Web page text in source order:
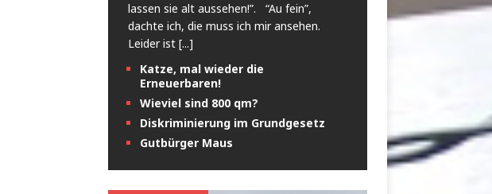
lassen sie alt aussehen!”. “Au fein”,
dachte ich, die muss ich mir ansehen.
Leider ist [...]
Katze, mal wieder die
Erneuerbaren!
Wieviel sind 800 qm?
Diskriminierung im Grundgesetz
Gutbürger Maus